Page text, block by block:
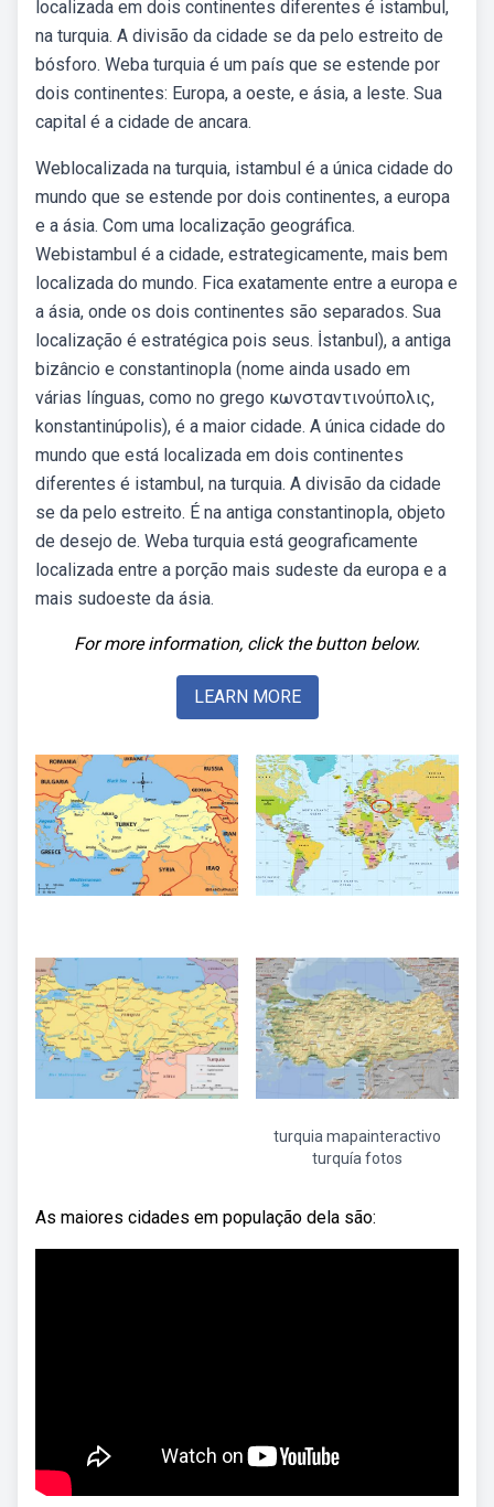
localizada em dois continentes diferentes é istambul,
na turquia. A divisão da cidade se da pelo estreito de
bósforo. Weba turquia é um país que se estende por
dois continentes: Europa, a oeste, e ásia, a leste. Sua
capital é a cidade de ancara.
Weblocalizada na turquia, istambul é a única cidade do
mundo que se estende por dois continentes, a europa
e a ásia. Com uma localização geográfica.
Webistambul é a cidade, estrategicamente, mais bem
localizada do mundo. Fica exatamente entre a europa e
a ásia, onde os dois continentes são separados. Sua
localização é estratégica pois seus. İstanbul), a antiga
bizâncio e constantinopla (nome ainda usado em
várias línguas, como no grego κωνσταντινούπολις,
konstantinúpolis), é a maior cidade. A única cidade do
mundo que está localizada em dois continentes
diferentes é istambul, na turquia. A divisão da cidade
se da pelo estreito. É na antiga constantinopla, objeto
de desejo de. Weba turquia está geograficamente
localizada entre a porção mais sudeste da europa e a
mais sudoeste da ásia.
For more information, click the button below.
LEARN MORE
turquia mapainteractivo
turquía fotos
As maiores cidades em população dela são: